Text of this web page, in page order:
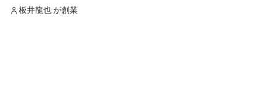
板井龍也 が創業